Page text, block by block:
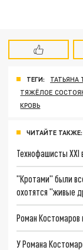
ТЕГИ: ТАТЬЯНА
ТЯЖЁЛОЕ
КРОВЬ
ЧИТАЙТЕ ТАКЖЕ:
Технофашисты XXI
"Кротами" были
охотятся "живые
Роман Костомаров
У Романа